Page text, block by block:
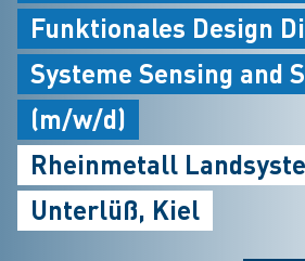
Funktionales Design
Systeme Sensing and
(m/w/d)
Rheinmetall
Unterlüß, Kiel